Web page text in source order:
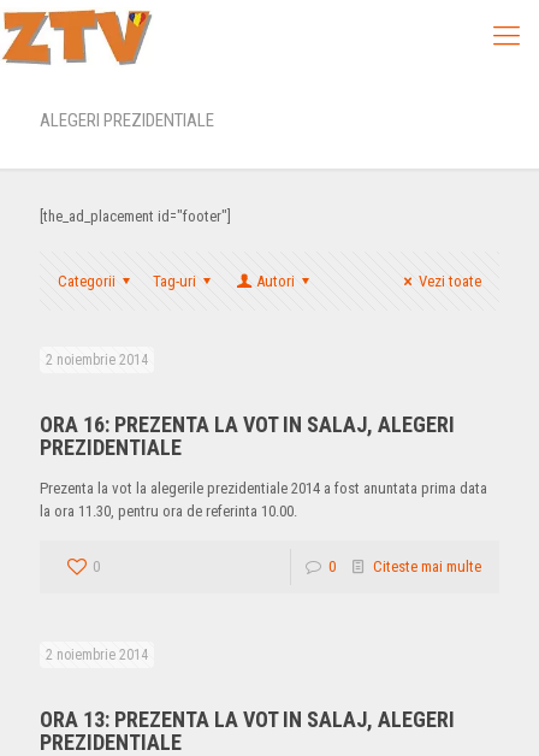
ALEGERI PREZIDENTIALE
[the_ad_placement id="footer"]
Categorii Tag-uri Autori Vezi toate
2 noiembrie 2014
ORA 16: PREZENTA LA VOT IN SALAJ, ALEGERI
PREZIDENTIALE
Prezenta la vot la alegerile prezidentiale 2014 a fost anuntata prima data
la ora 11.30, pentru ora de referinta 10.00.
0 0 Citeste mai multe
2 noiembrie 2014
ORA 13: PREZENTA LA VOT IN SALAJ, ALEGERI
PREZIDENTIALE